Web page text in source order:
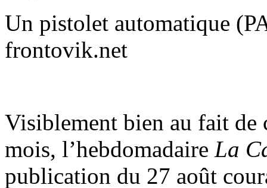
Un pistolet automatique
frontovik.net
Visiblement bien au fait de
mois, l’hebdomadaire La
publication du 27 août